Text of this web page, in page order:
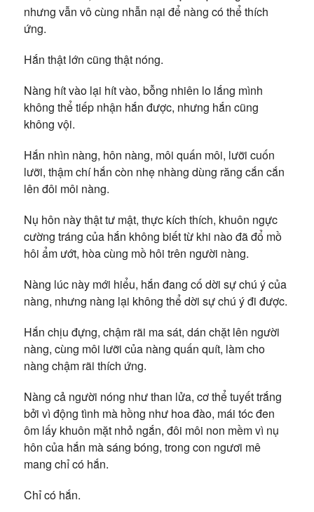
nhưng vẫn vô cùng nhẫn nại để nàng có thể thích
ứng.
Hắn thật lớn cũng thật nóng.
Nàng hít vào lại hít vào, bỗng nhiên lo lắng mình
không thể tiếp nhận hắn được, nhưng hắn cũng
không vội.
Hắn nhìn nàng, hôn nàng, môi quấn môi, lưỡi cuốn
lưỡi, thậm chí hắn còn nhẹ nhàng dùng răng cắn cắn
lên đôi môi nàng.
Nụ hôn này thật tư mật, thực kích thích, khuôn ngực
cường tráng của hắn không biết từ khi nào đã đổ mồ
hôi ẩm ướt, hòa cùng mồ hôi trên người nàng.
Nàng lúc này mới hiểu, hắn đang cố dời sự chú ý của
nàng, nhưng nàng lại không thể dời sự chú ý đi được.
Hắn chịu đựng, chậm rãi ma sát, dán chặt lên người
nàng, cùng môi lưỡi của nàng quấn quít, làm cho
nàng chậm rãi thích ứng.
Nàng cả người nóng như than lửa, cơ thể tuyết trắng
bởi vì động tình mà hồng như hoa đào, mái tóc đen
ôm lấy khuôn mặt nhỏ ngắn, đôi môi non mềm vì nụ
hôn của hắn mà sáng bóng, trong con ngươi mê
mang chỉ có hắn.
Chỉ có hắn.